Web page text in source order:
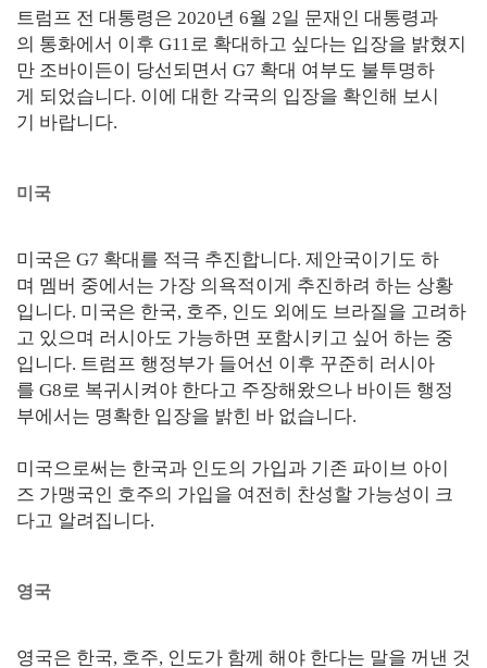
트럼프 전 대통령은 2020년 6월 2일 문재인 대통령과
의 통화에서 이후 G11로 확대하고 싶다는 입장을 밝혔지
만 조바이든이 당선되면서 G7 확대 여부도 불투명하
게 되었습니다. 이에 대한 각국의 입장을 확인해 보시
기 바랍니다.
미국
미국은 G7 확대를 적극 추진합니다. 제안국이기도 하
며 멤버 중에서는 가장 의욕적이게 추진하려 하는 상황
입니다. 미국은 한국, 호주, 인도 외에도 브라질을 고려하
고 있으며 러시아도 가능하면 포함시키고 싶어 하는 중
입니다. 트럼프 행정부가 들어선 이후 꾸준히 러시아
를 G8로 복귀시켜야 한다고 주장해왔으나 바이든 행정
부에서는 명확한 입장을 밝힌 바 없습니다.
미국으로써는 한국과 인도의 가입과 기존 파이브 아이
즈 가맹국인 호주의 가입을 여전히 찬성할 가능성이 크
다고 알려집니다.
영국
영국은 한국, 호주, 인도가 함께 해야 한다는 말을 꺼낸 것